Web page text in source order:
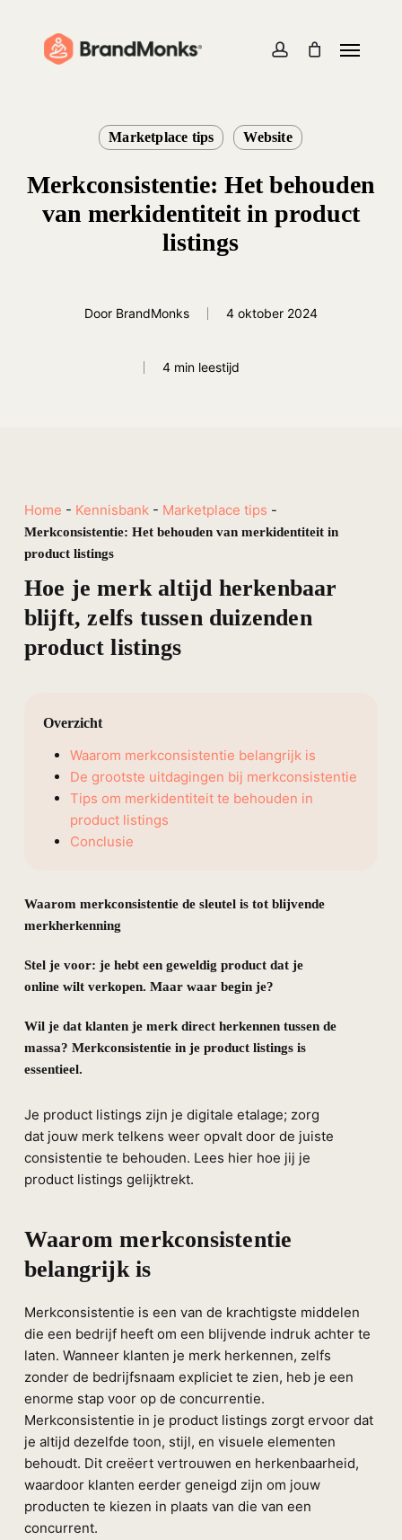
account
Cart Cart
Marketplace tips Website
Merkconsistentie: Het behouden
van merkidentiteit in product
listings
Door BrandMonks 4 oktober 2024
4 min leestijd
Home - Kennisbank- Marketplace tips -
Merkconsistentie: Het behouden van merkidentiteit in
product listings
Hoe je merk altijd herkenbaar
blijft, zelfs tussen duizenden
product listings
Waarom merkconsistentie de sleutel is tot blijvende
merkherkenning
Stel je voor: je hebt een geweldig product dat je
online wilt verkopen. Maar waar begin je?
Wil je dat klanten je merk direct herkennen tussen de
massa? Merkconsistentie in je product listings is
essentieel.
Je product listings zijn je digitale etalage; zorg
dat jouw merk telkens weer opvalt door de juiste
consistentie te behouden. Lees hier hoe jij je
product listings gelijktrekt.
Overzicht
Waarom merkconsistentie belangrijk is
De grootste uitdagingen bij merkconsistentie
Tips om merkidentiteit te behouden in
product listings
Conclusie
Waarom merkconsistentie
belangrijk is
Merkconsistentie is een van de krachtigste middelen
die een bedrijf heeft om een blijvende indruk achter te
laten. Wanneer klanten je merk herkennen, zelfs
zonder de bedrijfsnaam expliciet te zien, heb je een
enorme stap voor op de concurrentie.
Merkconsistentie in je product listings zorgt ervoor dat
je altijd dezelfde toon, stijl, en visuele elementen
behoudt. Dit creëert vertrouwen en herkenbaarheid,
waardoor klanten eerder geneigd zijn om jouw
producten te kiezen in plaats van die van een
concurrent.